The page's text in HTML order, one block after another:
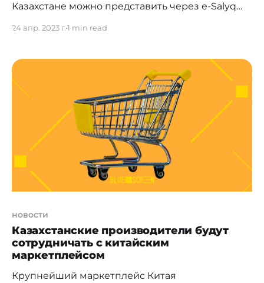
Казахстане можно представить через e-Salyq
декларацию можно представить через
нововведении сообщили в Комитете
госдоходов Минфина РК. Ожидается, что это
упростит процесс подачи документа. Для этого
в приложении E-salyq Azamat разработан
модуль, где физические лица могут подать
пассажирскую таможенную
24 апр. 2023 г.1 min read
новости
Казахстанские производители будут
сотрудничать с китайским
маркетплейсом
Крупнейший маркетплейс Китая